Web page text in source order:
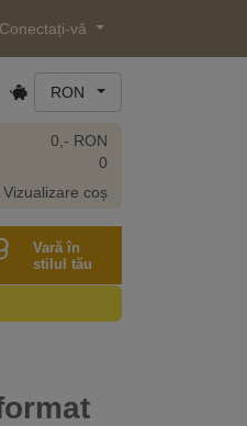
Conectați-vă
RON
0,- RON
0
Vizualizare coș
Vară în
stilul tău